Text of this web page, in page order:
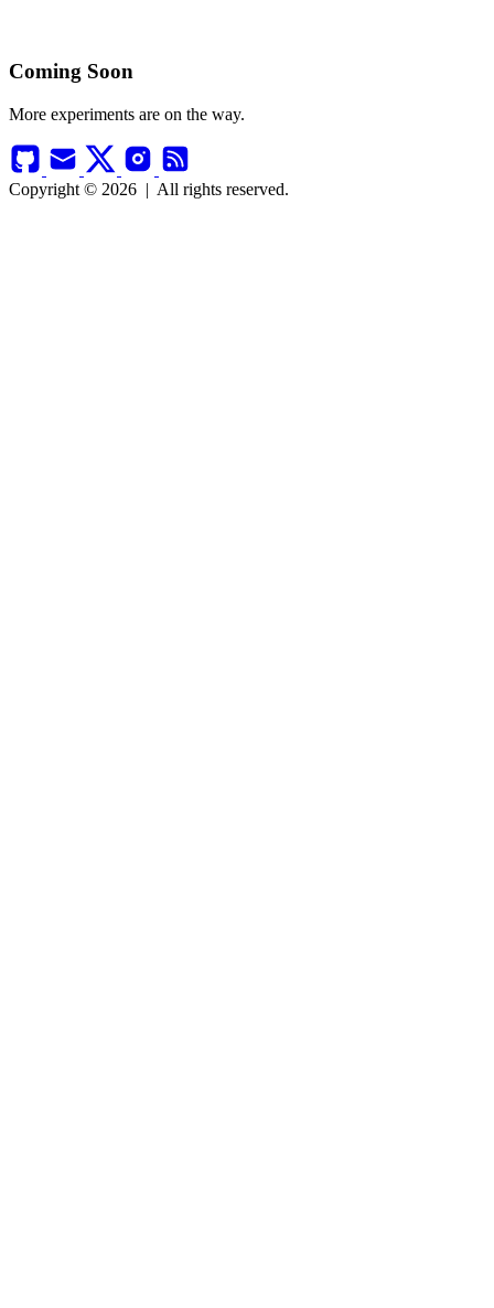
Coming Soon
More experiments are on the way.
Copyright © 2026 | All rights reserved.